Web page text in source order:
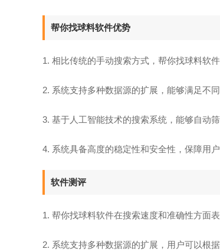
帮你找球料软件优势
1. 相比传统的手动搜索方式，帮你找球料软
2. 系统支持多种数据源的扩展，能够满足不
3. 基于人工智能技术的搜索系统，能够自动
4. 系统具备高度的稳定性和安全性，保障用户
软件测评
1. 帮你找球料软件在搜索速度和准确性方面表
2. 系统支持多种数据源的扩展，用户可以根